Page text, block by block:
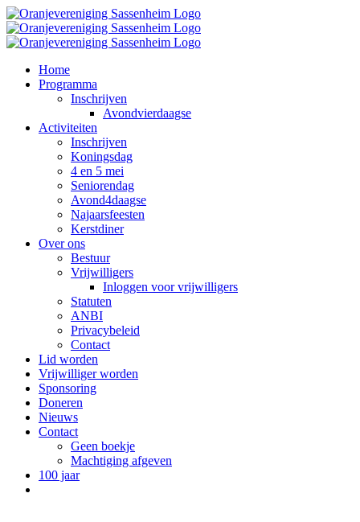
Ga
naar
inhoud
Home
Programma
Inschrijven
Avondvierdaagse
Activiteiten
Inschrijven
Koningsdag
4 en 5 mei
Seniorendag
Avond4daagse
Najaarsfeesten
Kerstdiner
Over ons
Bestuur
Vrijwilligers
Inloggen voor vrijwilligers
Statuten
ANBI
Privacybeleid
Contact
Lid worden
Vrijwilliger worden
Sponsoring
Doneren
Nieuws
Contact
Geen boekje
Machtiging afgeven
100 jaar